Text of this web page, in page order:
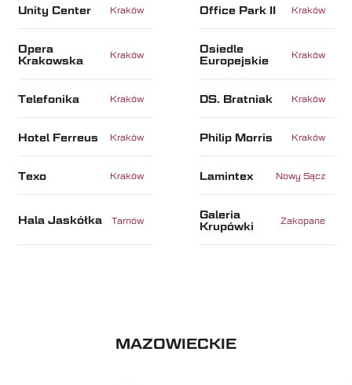
Unity Center Kraków Office Park II Kraków
Opera
Krakowska
Kraków
Osiedle
Europejskie
Kraków
Telefonika Kraków DS. Bratniak Kraków
Hotel Ferreus Kraków Philip Morris Kraków
Texo Kraków Lamintex Nowy Sącz
Hala Jaskółka Tarnów
Galeria
Krupówki
Zakopane
MAZOWIECKIE